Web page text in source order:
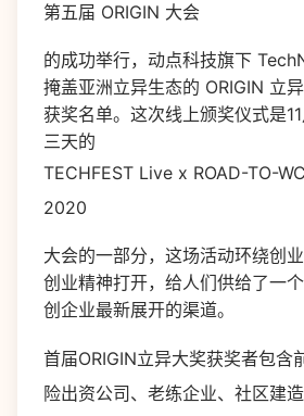
第五届 ORIGIN 大会
的成功举行，动点科技旗下
掩盖亚洲立异生态的 ORIGIN 立
获奖名单。这次线上颁奖仪式是
三天的
TECHFEST Live x ROAD-TO-
2020
大会的一部分，这场活动环绕创
创业精神打开，给人们供给了一
创企业最新展开的渠道。
首届ORIGIN立异大奖获奖者包含
险出资公司、老练企业、社区建